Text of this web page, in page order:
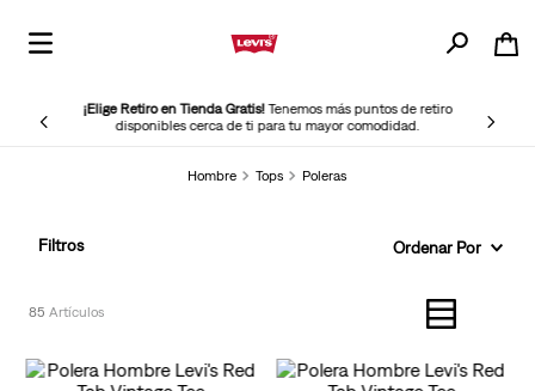
¡Elige Retiro en Tienda Gratis!Tenemos más puntos de retiro
disponibles cerca de ti para tu mayor comodidad.
Hombre Tops Poleras
Filtros Ordenar Por
85